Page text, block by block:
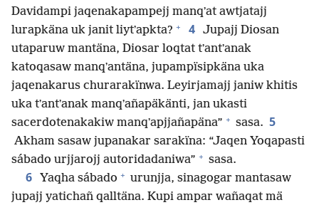
Davidampi jaqenakapampejj manqʼat awtjatajj
lurapkäna uk janit liytʼapkta? + 4 Jupajj Diosan
utaparuw mantäna, Diosar loqtat tʼantʼanak
katoqasaw manqʼantäna, jupampïsipkäna uka
jaqenakarus churarakïnwa. Leyirjamajj janiw khitis
uka tʼantʼanak manqʼañapäkänti, jan ukasti
sacerdotenakakiw manqʼapjjañapäna” + sasa. 5
Akham sasaw jupanakar sarakïna: “Jaqen Yoqapasti
sábado urjjarojj autoridadaniwa” + sasa.
6 Yaqha sábado + urunjja, sinagogar mantasaw
jupajj yatichañ qalltäna. Kupi ampar wañaqat mä